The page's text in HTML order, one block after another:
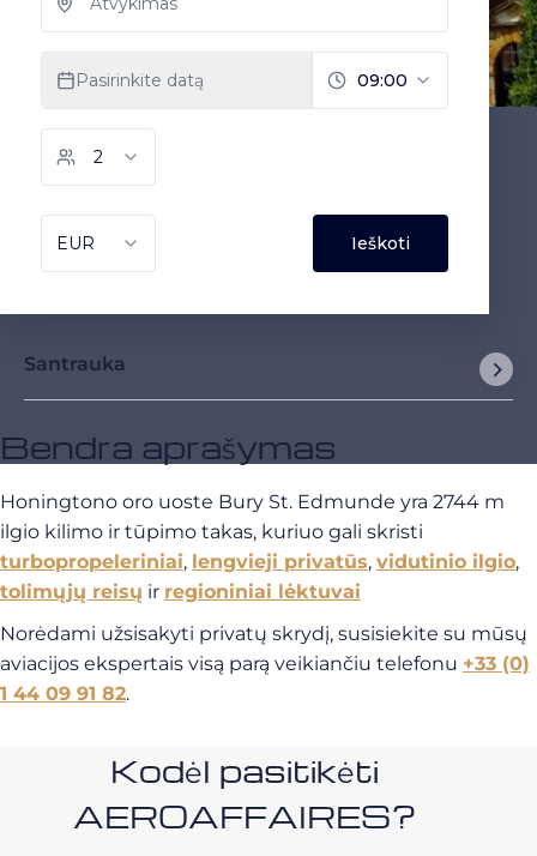
Santrauka
Bendra aprašymas
Honingtono oro uoste Bury St. Edmunde yra 2744 m
ilgio kilimo ir tūpimo takas, kuriuo gali skristi
turbopropeleriniai, lengvieji privatūs, vidutinio ilgio,
tolimųjų reisų ir regioniniai lėktuvai
Norėdami užsisakyti privatų skrydį, susisiekite su mūsų
aviacijos ekspertais visą parą veikiančiu telefonu +33 (0)
1 44 09 91 82.
Kodėl pasitikėti
AEROAFFAIRES?